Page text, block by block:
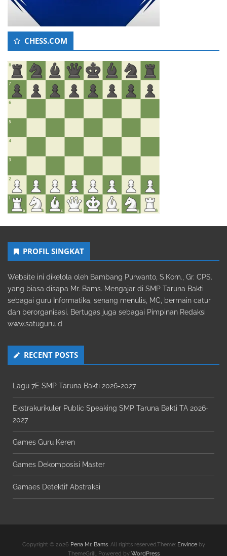
CHESS.COM
PROFIL SINGKAT
Website ini dikelola oleh Bambang Purwanto, S.Kom., Gr. CPS.
yang biasa disapa Mr. Bams. Mengajar di SMP Taruna Bakti
sebagai guru Informatika, senang menulis, MC, bermain catur
dan berorganisasi. Bertugas juga sebagai Pimpinan Redaksi
www.satuguru.id
RECENT POSTS
Lagu 7E SMP Taruna Bakti 2026-2027
Ekstrakurikuler Public Speaking SMP Taruna Bakti TA 2026-
2027
Games Guru Keren
Games Dekomposisi Master
Gamaes Detektif Abstraksi
Copyright © 2026 Pena Mr. Bams. All rights reserved.Theme: Envinceby
ThemeGrill. Powered by WordPress